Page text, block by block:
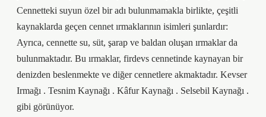
Cennetteki suyun özel bir adı bulunmamakla birlikte, çeşitli
kaynaklarda geçen cennet ırmaklarının isimleri şunlardır:
Ayrıca, cennette su, süt, şarap ve baldan oluşan ırmaklar da
bulunmaktadır. Bu ırmaklar, firdevs cennetinde kaynayan bir
denizden beslenmekte ve diğer cennetlere akmaktadır. Kevser
Irmağı . Tesnim Kaynağı . Kâfur Kaynağı . Selsebil Kaynağı .
gibi görünüyor.